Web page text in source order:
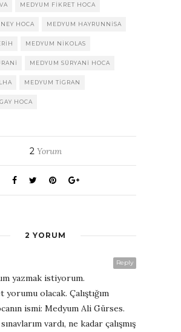
MEDYUM FIKRET HOCA
HOCA MEDYUM HAYRUNNISA
MEDYUM NIKOLAS
MEDYUM SÜRYANI HOCA
MEDYUM TIGRAN
HOCA
2Yorum
2 YORUM
Reply
yazmak istiyorum.
yorumu olacak. Çalıştığım
ismi: Medyum Ali Gürses.
vardı, ne kadar çalışmış